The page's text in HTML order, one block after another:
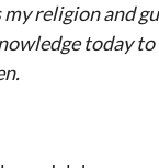
religion and
today